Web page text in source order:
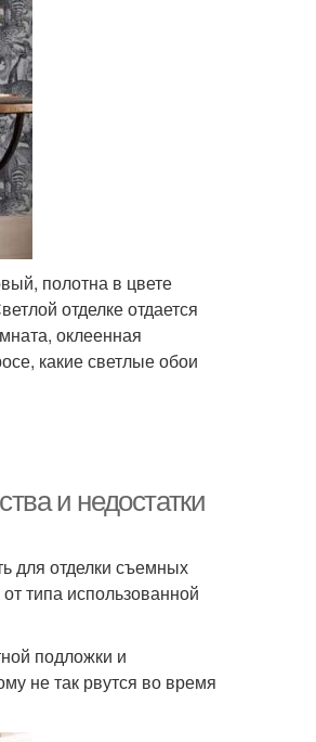
полотна в цвете
отделке отдается
оклеенная
какие светлые обои
и недостатки
для отделки съемных
типа использованной
подложки и
не так рвутся во время